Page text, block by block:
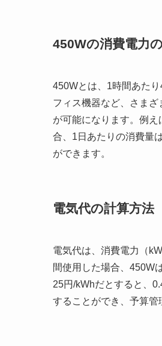
450Wの消費電力
450Wとは、1時間あた
フィス機器など、さま
が可能になります。例
合、1日あたりの消費量
ができます。
電気代の計算方法
電気代は、消費電力（
間使用した場合、450W
25円/kWhだとすると、
することができ、予算管